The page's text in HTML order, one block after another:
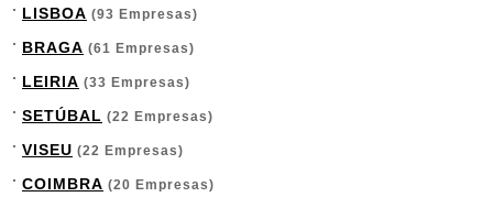
LISBOA (93 Empresas)
BRAGA (61 Empresas)
LEIRIA (33 Empresas)
SETÚBAL (22 Empresas)
VISEU (22 Empresas)
COIMBRA (20 Empresas)